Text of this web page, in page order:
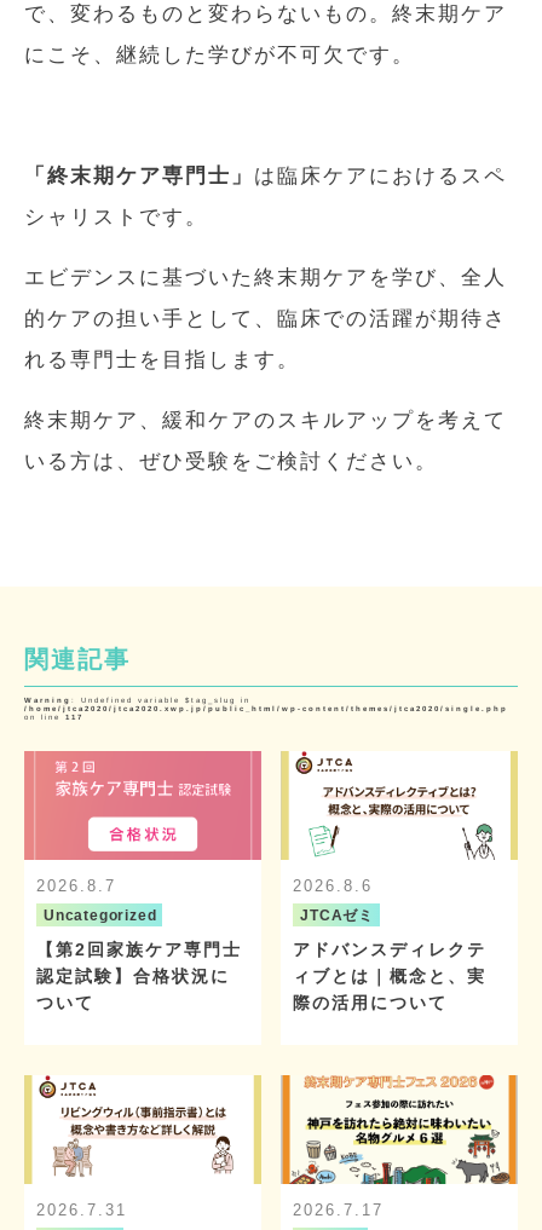
で、変わるものと変わらないもの。終末期ケア
にこそ、継続した学びが不可欠です。
「終末期ケア専門士」 は臨床ケアにおけるスペ
シャリストです。
エビデンスに基づいた終末期ケアを学び、全人
的ケアの担い手として、臨床での活躍が期待さ
れる専門士を目指します。
終末期ケア、緩和ケアのスキルアップを考えて
いる方は、ぜひ受験をご検討ください。
関連記事
Warning : Undefined variable $tag_slug in
/home/jtca2020/jtca2020.xwp.jp/public_html/wp-content/themes/jtca2020/single.php
on line117
2026.8.7
Uncategorized
【第2回家族ケア専門士
認定試験】合格状況に
ついて
2026.8.6
JTCAゼミ
アドバンスディレクテ
ィブとは｜概念と、実
際の活用について
2026.7.31 2026.7.17